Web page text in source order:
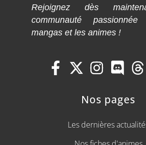
Rejoignez dès
communauté
mangas et les animes !
Nos pages
Les dernières